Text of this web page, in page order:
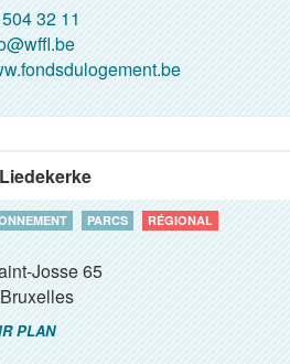
32 11
PARCS RÉGIONAL
Josse 65
Bruxelles
PLAN